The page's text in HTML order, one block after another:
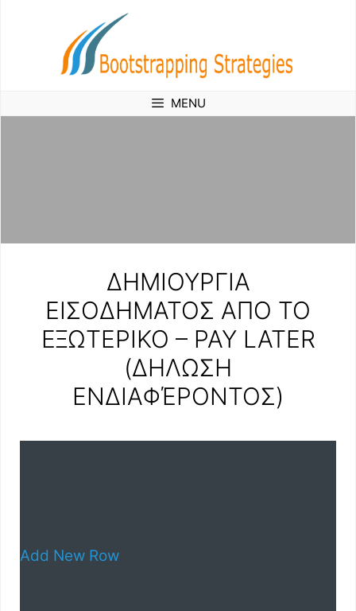
MENU
ΔΗΜΙΟΥΡΓΙΑ
ΕΙΣΟΔΗΜΑΤΟΣ ΑΠΟ ΤΟ
ΕΞΩΤΕΡΙΚΟ – PAY LATER
(ΔΗΛΩΣΗ
ΕΝΔΙΑΦΈΡΟΝΤΟΣ)
Add New Row